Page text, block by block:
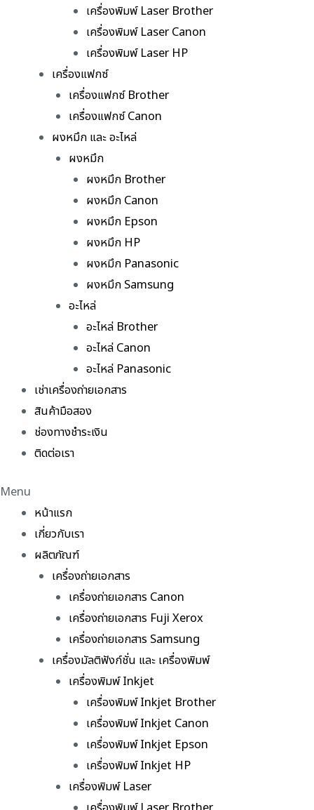
เครื่องพิมพ์ Laser Brother
เครื่องพิมพ์ Laser Canon
เครื่องพิมพ์ Laser HP
เครื่องแฟกซ์
เครื่องแฟกซ์ Brother
เครื่องแฟกซ์ Canon
ผงหมึก และ อะไหล่
ผงหมึก
ผงหมึก Brother
ผงหมึก Canon
ผงหมึก Epson
ผงหมึก HP
ผงหมึก Panasonic
ผงหมึก Samsung
อะไหล่
อะไหล่ Brother
อะไหล่ Canon
อะไหล่ Panasonic
เช่าเครื่องถ่ายเอกสาร
สินค้ามือสอง
ช่องทางชำระเงิน
ติดต่อเรา
Menu
หน้าแรก
เกี่ยวกับเรา
ผลิตภัณฑ์
เครื่องถ่ายเอกสาร
เครื่องถ่ายเอกสาร Canon
เครื่องถ่ายเอกสาร Fuji Xerox
เครื่องถ่ายเอกสาร Samsung
เครื่องมัลติฟังก์ชั่น และ เครื่องพิมพ์
เครื่องพิมพ์ Inkjet
เครื่องพิมพ์ Inkjet Brother
เครื่องพิมพ์ Inkjet Canon
เครื่องพิมพ์ Inkjet Epson
เครื่องพิมพ์ Inkjet HP
เครื่องพิมพ์ Laser